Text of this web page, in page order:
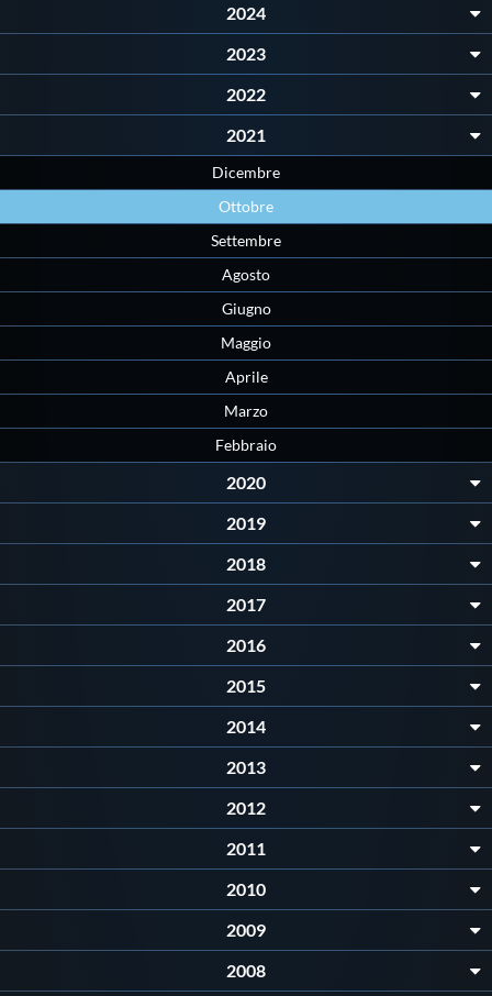
Protezione Civile
Archivio News
Flash News
Galleria fotografica
Webmail
2024
2023
2022
2021
Dicembre
Ottobre
Settembre
Agosto
Giugno
Maggio
Aprile
Marzo
Febbraio
2020
2019
2018
2017
2016
2015
2014
2013
2012
2011
2010
2009
2008